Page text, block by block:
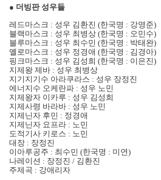
● 더빙판 성우들
레드마스크 : 성우 김환진 (한국명 : 강영준)
블랙마스크 : 성우 최병상 (한국명 : 오민수)
블루마스크 : 성우 최수민 (한국명 : 박태완)
옐로마스크 : 성우 정경애 (한국명 : 김경아)
핑크마스크 : 성우 김성희 (한국명 : 이은진)
지제왕 제바 : 성우 최병상
지기지기수 아라쿠라스 : 성우 장정진
에너지수 오케란파 : 성우 노민
지제왕자 이카루 : 성우 김성희
지제사령 바라바 : 성우 노민
지제닌자 후민 : 정경애
지제닌자 요프라 : 노민
도적기사 키로스 : 노민
대장 : 장정진
이아루공주 : 최수민 (한국명 : 미연)
나레이션 : 장정진 / 김환진
주제곡 : 강애리자